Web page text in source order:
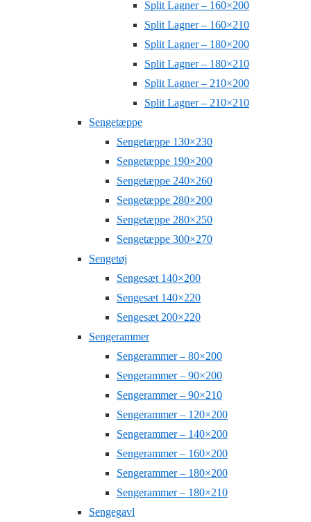
Split Lagner – 160×200
Split Lagner – 160×210
Split Lagner – 180×200
Split Lagner – 180×210
Split Lagner – 210×200
Split Lagner – 210×210
Sengetæppe
Sengetæppe 130×230
Sengetæppe 190×200
Sengetæppe 240×260
Sengetæppe 280×200
Sengetæppe 280×250
Sengetæppe 300×270
Sengetøj
Sengesæt 140×200
Sengesæt 140×220
Sengesæt 200×220
Sengerammer
Sengerammer – 80×200
Sengerammer – 90×200
Sengerammer – 90×210
Sengerammer – 120×200
Sengerammer – 140×200
Sengerammer – 160×200
Sengerammer – 180×200
Sengerammer – 180×210
Sengegavl